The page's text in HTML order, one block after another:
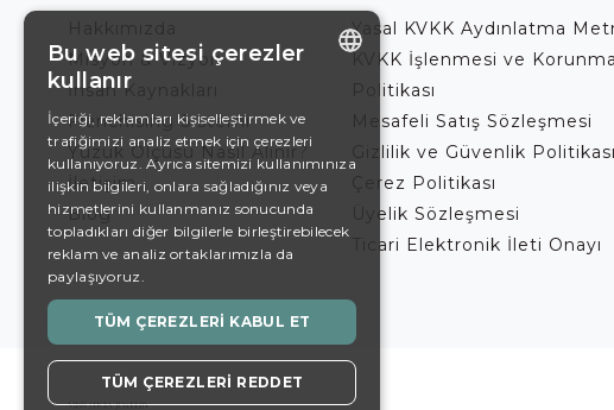
Misyon & Vizyon
İnsan Kaynakları
Franchising Sistemi
Yüzük Ölçüsü Nasıl Alınır?
İletişim
Blog
Yasal KVKK Aydınlatma
KVKK İşlenmesi ve
Politikası
Mesafeli Satış Sözleşmesi
Gizlilik ve Güvenlik Politikası
Çerez Politikası
Üyelik Sözleşmesi
Ticari Elektronik İleti Onayı
DE
EN
SWEDISH
TURKISH
Bu web sitesi çerezler
kullanır
İçeriği, reklamları kişiselleştirmek ve
trafiğimizi analiz etmek için çerezleri
kullanıyoruz. Ayrıca sitemizi kullanımınıza
ilişkin bilgileri, onlara sağladığınız veya
hizmetlerini kullanmanız sonucunda
topladıkları diğer bilgilerle birleştirebilecek
reklam ve analiz ortaklarımızla da
paylaşıyoruz.
TÜM ÇEREZLERI KABUL ET
TÜM ÇEREZLERI REDDET